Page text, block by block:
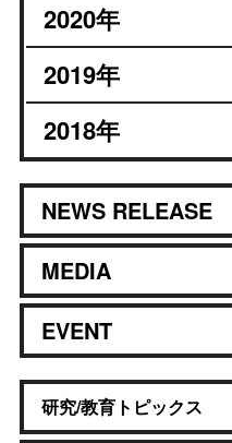
2020年
2019年
2018年
NEWS RELEASE
MEDIA
EVENT
研究/教育トピックス